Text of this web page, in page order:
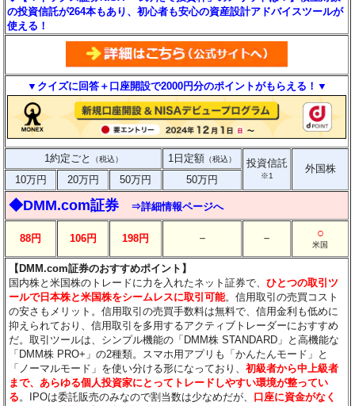
の投資信託が264本もあり、初心者も安心の資産設計アドバイスツールが
使える！
▼クイズに回答＋口座開設で2000円分のポイントがもらえる！▼
1約定ごと （税込） 1日定額 （税込） 投資信託
※1
外国株
10万円
20万円 50万円 50万円
◆DMM.com証券 ⇒詳細情報ページへ
88円 106円 198円 － － ○
米国
【DMM.com証券のおすすめポイント】
国内株と米国株のトレードに力を入れたネット証券で、ひとつの取引ツ
ールで日本株と米国株をシームレスに取引可能。信用取引の売買コスト
の安さもメリット。信用取引の売買手数料は無料で、信用金利も低めに
抑えられており、信用取引を多用するアクティブトレーダーにおすすめ
だ。取引ツールは、シンプル機能の「DMM株 STANDARD」と高機能な
「DMM株 PRO+」の2種類。スマホ用アプリも「かんたんモード」と
「ノーマルモード」を使い分ける形になっており、初級者から中上級者
まで、あらゆる個人投資家にとってトレードしやすい環境が整ってい
る 。IPOは委託販売のみなので割当数は少なめだが、 口座に資金がなく